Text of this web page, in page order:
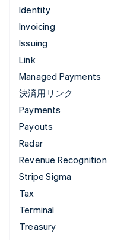
Identity
Invoicing
Issuing
Link
Managed Payments
決済用リンク
Payments
Payouts
Radar
Revenue Recognition
Stripe Sigma
Tax
Terminal
Treasury